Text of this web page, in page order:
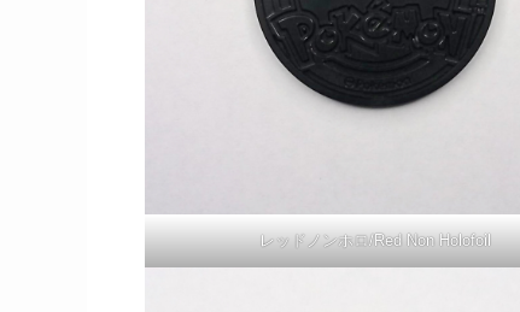
レッドノンホロ/Red Non Holofoil